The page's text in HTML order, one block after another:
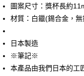
全盈+PAY
ATM付款
運送方式
圖案尺寸：獎杯長約
材質：白鑞(錫合金，
日本製造
※筆記※
本產品由我們日本的工